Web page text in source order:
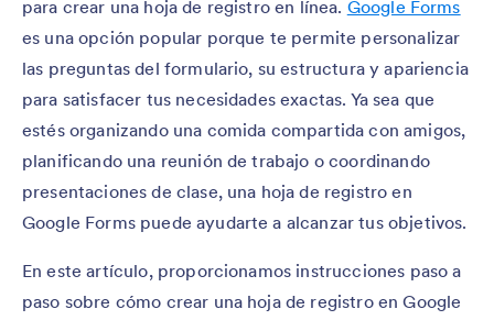
para crear una hoja de registro en línea. Google Forms
es una opción popular porque te permite personalizar
las preguntas del formulario, su estructura y apariencia
para satisfacer tus necesidades exactas. Ya sea que
estés organizando una comida compartida con amigos,
planificando una reunión de trabajo o coordinando
presentaciones de clase, una hoja de registro en
Google Forms puede ayudarte a alcanzar tus objetivos.
En este artículo, proporcionamos instrucciones paso a
paso sobre cómo crear una hoja de registro en Google